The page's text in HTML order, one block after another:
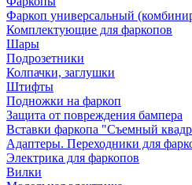
Фаркоп универсальный
Комплектующие для фаркопов
Шары
Подрозетники
Колпачки, заглушки
Штифты
Подножки на фаркоп
Защита от повреждения бампера
Вставки фаркопа "Съемный
Адаптеры. Переходники для
Электрика для фаркопов
Вилки